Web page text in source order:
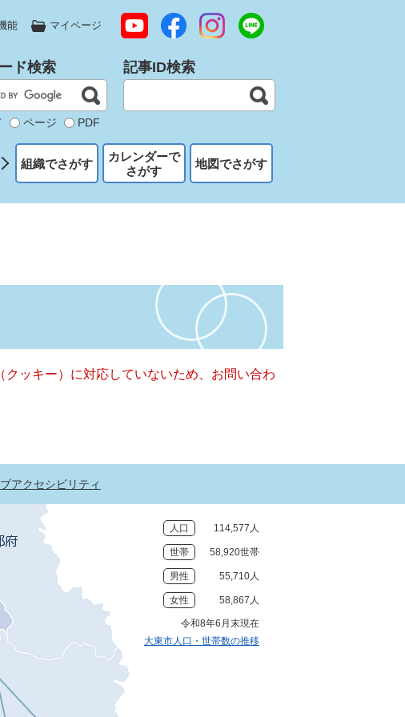
能 マイページ
ド検索
ページ PDF
記事ID検索
組織でさがす
カレンダーで
さがす
地図でさがす
ッキー）に対応していないため、お問い合わ
アクセシビリティ
人口 114,577人
世帯 58,920世帯
男性 55,710人
女性 58,867人
令和8年6月末現在
大東市人口・世帯数の推移